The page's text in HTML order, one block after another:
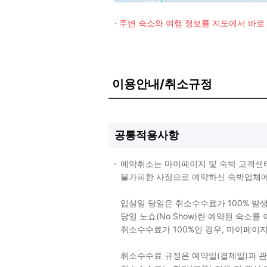
· 주변 숙소와 여행 정보를 지도에서 바
이용안내/취소규정
공통적용사항
예약취소는 마이페이지 및 숙박 고객
불가피한 사정으로 예약하신 숙박업
입실일 당일은 취소수수료가 100% 발
당일 노쇼(No Show)란 예약된 숙소를
취소수수료가 100%인 경우, 마이페이
취소수수료 규정은 예약일(결제일)과